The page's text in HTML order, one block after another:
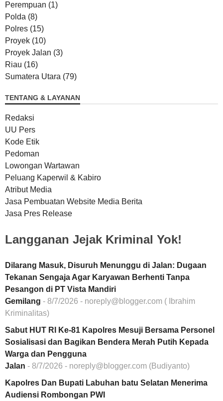
Perempuan (1)
Polda (8)
Polres (15)
Proyek (10)
Proyek Jalan (3)
Riau (16)
Sumatera Utara (79)
TENTANG & LAYANAN
Redaksi
UU Pers
Kode Etik
Pedoman
Lowongan Wartawan
Peluang Kaperwil & Kabiro
Atribut Media
Jasa Pembuatan Website Media Berita
Jasa Pres Release
Langganan Jejak Kriminal Yok!
Dilarang Masuk, Disuruh Menunggu di Jalan: Dugaan
Tekanan Sengaja Agar Karyawan Berhenti Tanpa
Pesangon di PT Vista Mandiri
Gemilang - 8/7/2026 - noreply@blogger.com ( Ibrahim
Kriminalitas)
Sabut HUT RI Ke-81 Kapolres Mesuji Bersama Personel
Sosialisasi dan Bagikan Bendera Merah Putih Kepada
Warga dan Pengguna
Jalan - 8/7/2026 - noreply@blogger.com (Budiyanto)
Kapolres Dan Bupati Labuhan batu Selatan Menerima
Audiensi Rombongan PWI